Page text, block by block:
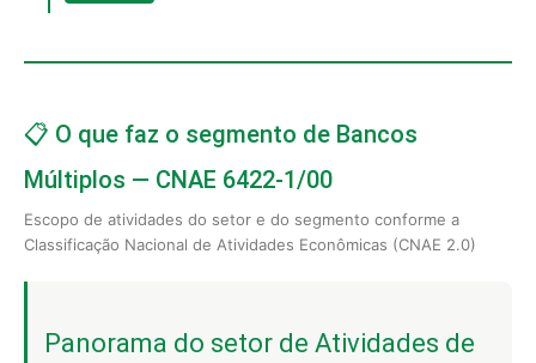
📋 O que faz o segmento de Bancos
Múltiplos — CNAE 6422-1/00
Escopo de atividades do setor e do segmento conforme a
Classificação Nacional de Atividades Econômicas (CNAE 2.0)
Panorama do setor de Atividades de